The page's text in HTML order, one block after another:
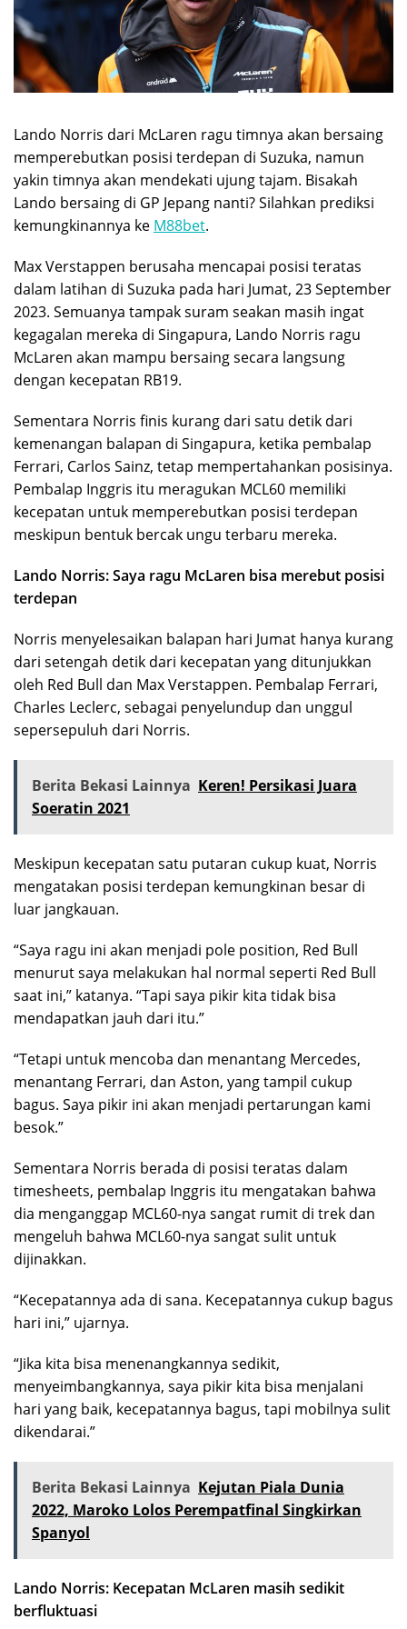
Lando Norris dari McLaren ragu timnya akan bersaing
memperebutkan posisi terdepan di Suzuka, namun
yakin timnya akan mendekati ujung tajam. Bisakah
Lando bersaing di GP Jepang nanti? Silahkan prediksi
kemungkinannya ke M88bet.
Max Verstappen berusaha mencapai posisi teratas
dalam latihan di Suzuka pada hari Jumat, 23 September
2023. Semuanya tampak suram seakan masih ingat
kegagalan mereka di Singapura, Lando Norris ragu
McLaren akan mampu bersaing secara langsung
dengan kecepatan RB19.
Sementara Norris finis kurang dari satu detik dari
kemenangan balapan di Singapura, ketika pembalap
Ferrari, Carlos Sainz, tetap mempertahankan posisinya.
Pembalap Inggris itu meragukan MCL60 memiliki
kecepatan untuk memperebutkan posisi terdepan
meskipun bentuk bercak ungu terbaru mereka.
Lando Norris: Saya ragu McLaren bisa merebut posisi
terdepan
Norris menyelesaikan balapan hari Jumat hanya kurang
dari setengah detik dari kecepatan yang ditunjukkan
oleh Red Bull dan Max Verstappen. Pembalap Ferrari,
Charles Leclerc, sebagai penyelundup dan unggul
sepersepuluh dari Norris.
Berita Bekasi Lainnya Keren! Persikasi Juara
Soeratin 2021
Meskipun kecepatan satu putaran cukup kuat, Norris
mengatakan posisi terdepan kemungkinan besar di
luar jangkauan.
“Saya ragu ini akan menjadi pole position, Red Bull
menurut saya melakukan hal normal seperti Red Bull
saat ini,” katanya. “Tapi saya pikir kita tidak bisa
mendapatkan jauh dari itu.”
“Tetapi untuk mencoba dan menantang Mercedes,
menantang Ferrari, dan Aston, yang tampil cukup
bagus. Saya pikir ini akan menjadi pertarungan kami
besok.”
Sementara Norris berada di posisi teratas dalam
timesheets, pembalap Inggris itu mengatakan bahwa
dia menganggap MCL60-nya sangat rumit di trek dan
mengeluh bahwa MCL60-nya sangat sulit untuk
dijinakkan.
“Kecepatannya ada di sana. Kecepatannya cukup bagus
hari ini,” ujarnya.
“Jika kita bisa menenangkannya sedikit,
menyeimbangkannya, saya pikir kita bisa menjalani
hari yang baik, kecepatannya bagus, tapi mobilnya sulit
dikendarai.”
Berita Bekasi Lainnya Kejutan Piala Dunia
2022, Maroko Lolos Perempatfinal Singkirkan
Spanyol
Lando Norris: Kecepatan McLaren masih sedikit
berfluktuasi